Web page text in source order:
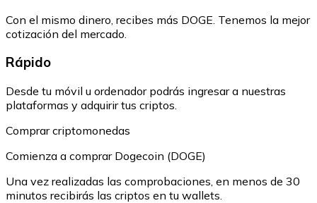
Con el mismo dinero, recibes más DOGE. Tenemos la mejor
cotización del mercado.
Rápido
Desde tu móvil u ordenador podrás ingresar a nuestras
plataformas y adquirir tus criptos.
Comprar criptomonedas
Comienza a comprar Dogecoin (DOGE)
Una vez realizadas las comprobaciones, en menos de 30
minutos recibirás las criptos en tu wallets.